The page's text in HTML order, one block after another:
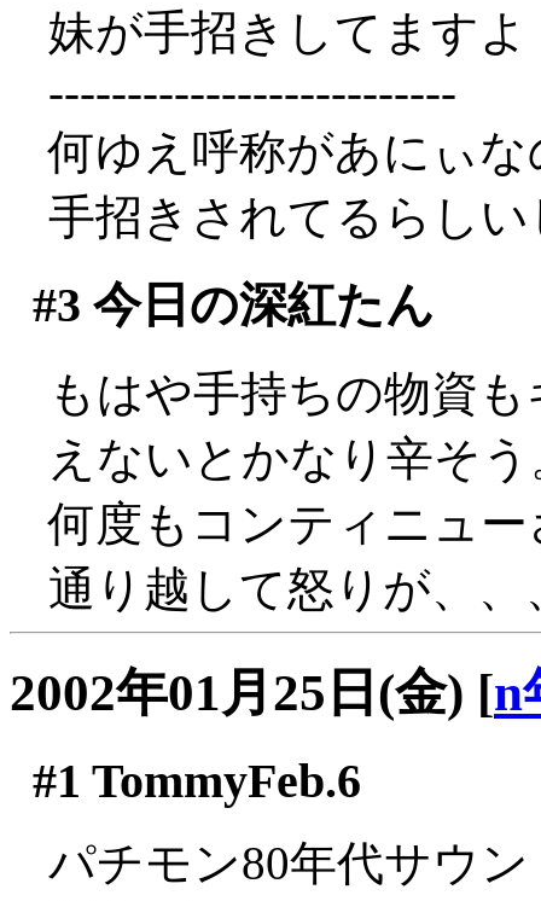
妹が手招きしてますよ
--------------------------
何ゆえ呼称があにぃ
手招きされてるらしい
#3 今日の深紅たん
もはや手持ちの物資
えないとかなり辛そう
何度もコンティニュ
通り越して怒りが、、
2002年01月25日(金) [n
#1 TommyFeb.6
パチモン80年代サウ